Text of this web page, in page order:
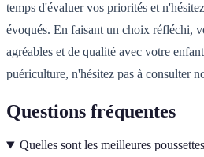
temps d'évaluer vos priorités et
évoqués. En faisant un choix réfléchi,
agréables et de qualité avec votre
puériculture, n'hésitez pas à consulter
Questions fréquentes
Quelles sont les meilleures